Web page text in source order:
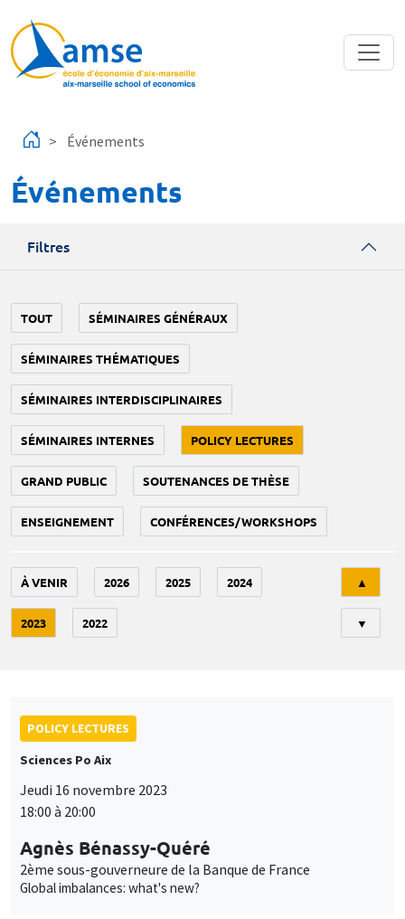
Événements
Événements
Filtres
TOUT SÉMINAIRES GÉNÉRAUX
SÉMINAIRES THÉMATIQUES
SÉMINAIRES INTERDISCIPLINAIRES
SÉMINAIRES INTERNES POLICY LECTURES
GRAND PUBLIC SOUTENANCES DE THÈSE
ENSEIGNEMENT CONFÉRENCES/WORKSHOPS
À VENIR 2026 2025 2024
2023 2022
▲
▼
POLICY LECTURES
Sciences Po Aix
Jeudi 16 novembre 2023
18:00 à 20:00
Agnès Bénassy-Quéré
2ème sous-gouverneure de la Banque de France
Global imbalances: what's new?